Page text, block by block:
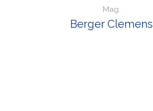
Mag.
Berger Clemens